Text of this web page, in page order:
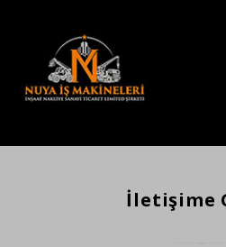
İletişime